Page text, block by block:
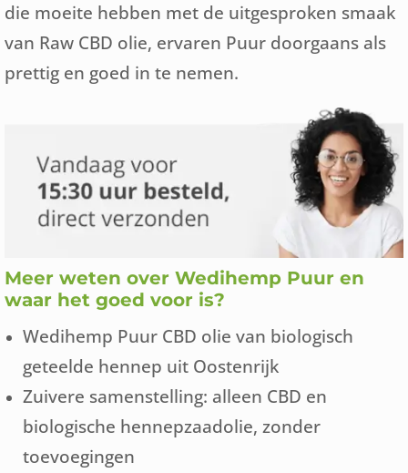
die moeite hebben met de uitgesproken smaak
van Raw CBD olie, ervaren Puur doorgaans als
prettig en goed in te nemen.
Meer weten over Wedihemp Puur en
waar het goed voor is?
Wedihemp Puur CBD olie van biologisch
geteelde hennep uit Oostenrijk
Zuivere samenstelling: alleen CBD en
biologische hennepzaadolie, zonder
toevoegingen